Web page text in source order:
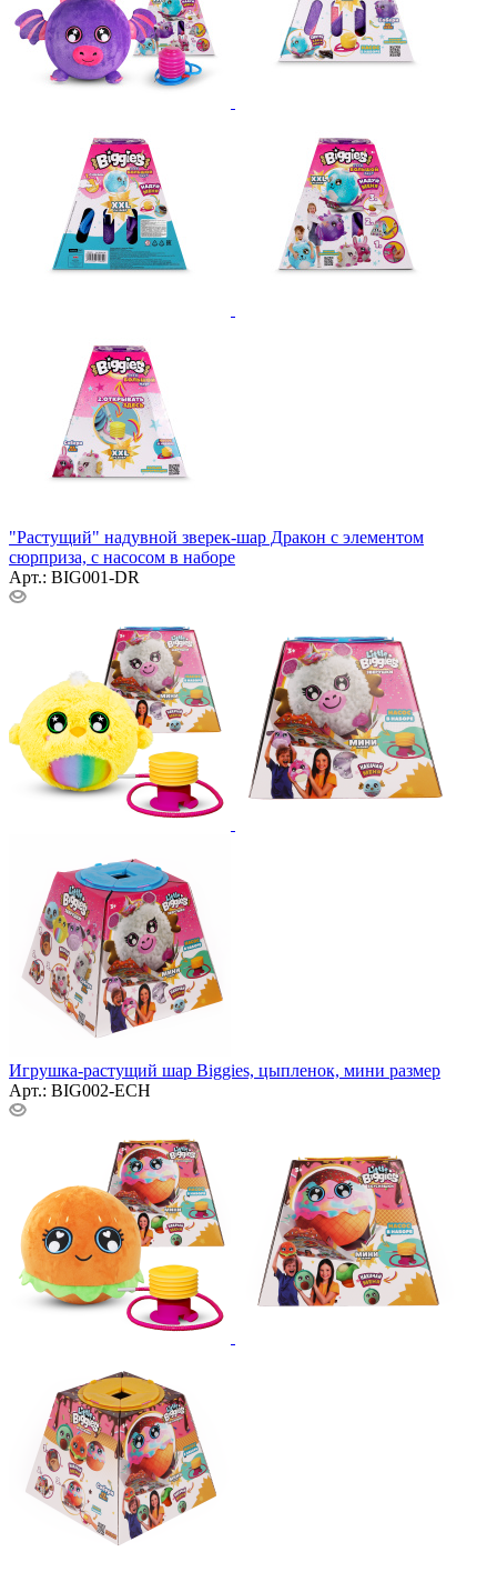
"Растущий" надувной зверек-шар Дракон с элементом
сюрприза, с насосом в наборе
Арт.: BIG001-DR
Игрушка-растущий шар Biggies, цыпленок, мини размер
Арт.: BIG002-ECH